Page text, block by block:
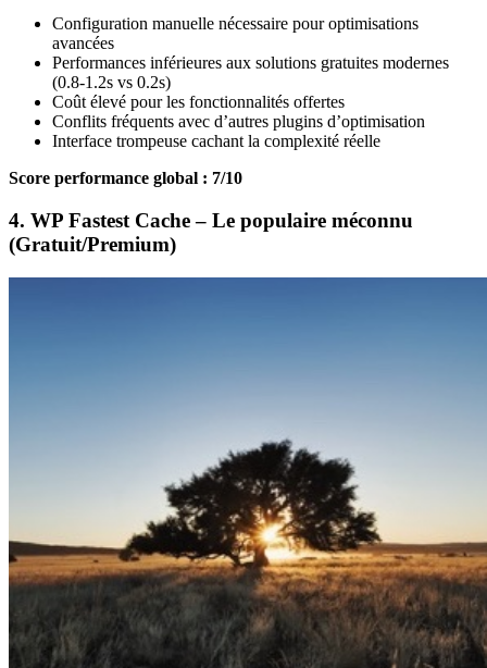
Configuration manuelle nécessaire pour optimisations
avancées
Performances inférieures aux solutions gratuites modernes
(0.8-1.2s vs 0.2s)
Coût élevé pour les fonctionnalités offertes
Conflits fréquents avec d’autres plugins d’optimisation
Interface trompeuse cachant la complexité réelle
Score performance global : 7/10
4. WP Fastest Cache – Le populaire méconnu
(Gratuit/Premium)